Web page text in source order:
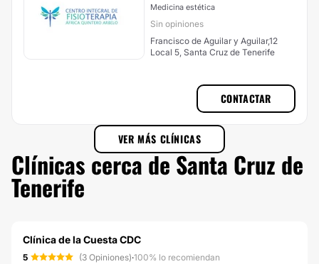
Medicina estética
Sin opiniones
Francisco de Aguilar y Aguilar,12
Local 5, Santa Cruz de Tenerife
CONTACTAR
VER MÁS CLÍNICAS
Clínicas cerca de Santa Cruz de
Tenerife
Clínica de la Cuesta CDC
5 (3 Opiniones)·100% lo recomiendan